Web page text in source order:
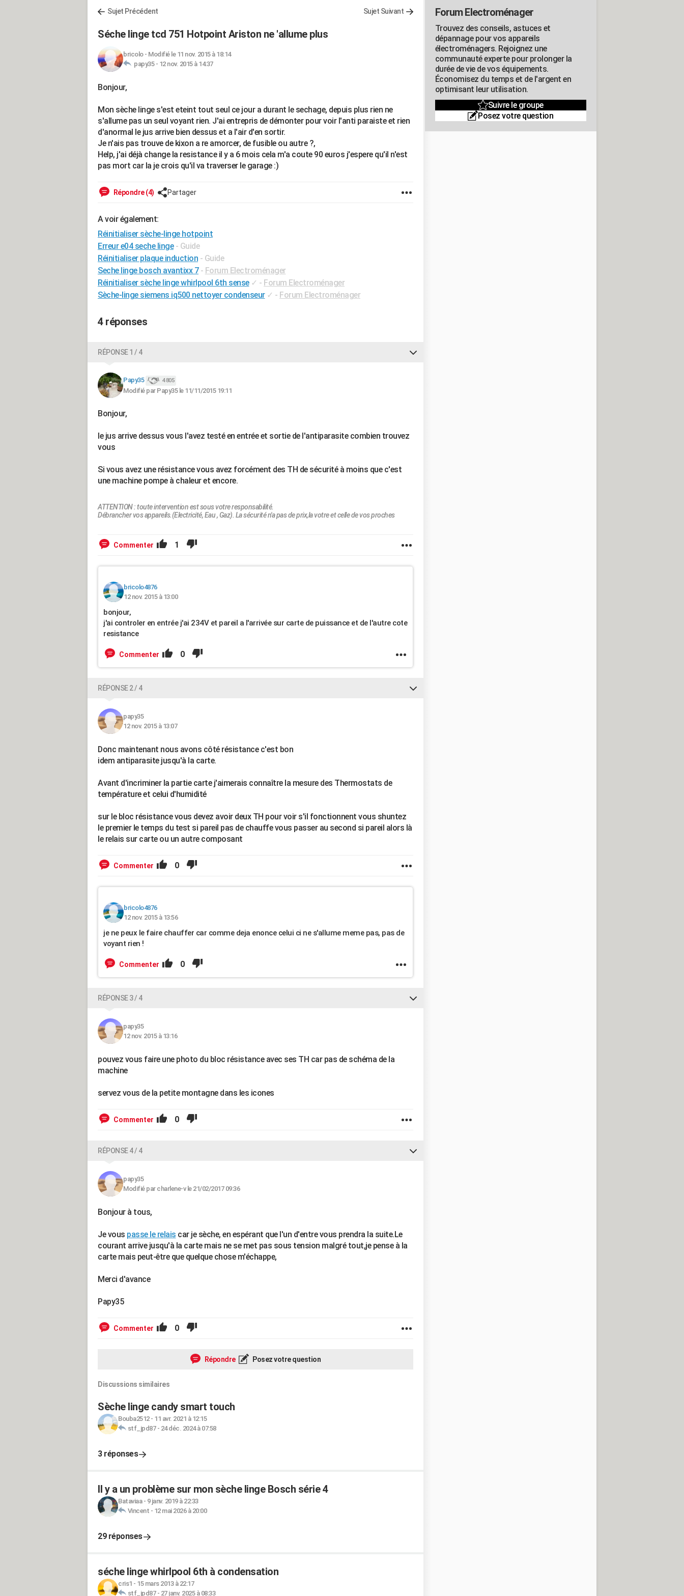
Sujet Précédent Sujet Suivant
Séche linge tcd 751 Hotpoint Ariston ne 'allume plus
bricolo- Modifié le 11 nov. 2015 à 18:14
papy35 - 12 nov. 2015 à 14:37
Bonjour,
Mon sèche linge s'est eteint tout seul ce jour a durant le sechage, depuis plus rien ne
s'allume pas un seul voyant rien. J'ai entrepris de démonter pour voir l'anti paraiste et rien
d'anormal le jus arrive bien dessus et a l'air d'en sortir.
Je n'ais pas trouve de kixon a re amorcer, de fusible ou autre ?,
Help, j'ai déjà change la resistance il y a 6 mois cela m'a coute 90 euros j'espere qu'il n'est
pas mort car la je crois qu'il va traverser le garage :)
Répondre (4) Partager
A voir également:
Réinitialiser sèche-linge hotpoint
Erreur e04 seche linge - Guide
Réinitialiser plaque induction - Guide
Seche linge bosch avantixx 7 - Forum Electroménager
Réinitialiser sèche linge whirlpool 6th sense ✓ - Forum Electroménager
Sèche-linge siemens iq500 nettoyer condenseur ✓ - Forum Electroménager
4 réponses
RÉPONSE 1 / 4
Papy35 4 805
Modifié par Papy35 le 11/11/2015 19:11
Bonjour,
le jus arrive dessus vous l'avez testé en entrée et sortie de l'antiparasite combien trouvez
vous
Si vous avez une résistance vous avez forcément des TH de sécurité à moins que c'est
une machine pompe à chaleur et encore.
ATTENTION : toute intervention est sous votre responsabilité.
Débrancher vos appareils.(Electricité, Eau , Gaz). La sécurité n'a pas de prix,la votre et celle de vos proches
Commenter 1
bricolo4876
12 nov. 2015 à 13:00
bonjour,
j'ai controler en entrée j'ai 234V et pareil a l'arrivée sur carte de puissance et de l'autre cote
resistance
Commenter 0
RÉPONSE 2 / 4
papy35
12 nov. 2015 à 13:07
Donc maintenant nous avons côté résistance c'est bon
idem antiparasite jusqu'à la carte.
Avant d'incriminer la partie carte j'aimerais connaître la mesure des Thermostats de
température et celui d'humidité
sur le bloc résistance vous devez avoir deux TH pour voir s'il fonctionnent vous shuntez
le premier le temps du test si pareil pas de chauffe vous passer au second si pareil alors là
le relais sur carte ou un autre composant
Commenter 0
bricolo4876
12 nov. 2015 à 13:56
je ne peux le faire chauffer car comme deja enonce celui ci ne s'allume meme pas, pas de
voyant rien !
Commenter 0
RÉPONSE 3 / 4
papy35
12 nov. 2015 à 13:16
pouvez vous faire une photo du bloc résistance avec ses TH car pas de schéma de la
machine
servez vous de la petite montagne dans les icones
Commenter 0
RÉPONSE 4 / 4
papy35
Modifié par charlene-v le 21/02/2017 09:36
Bonjour à tous,
Je vous passe le relais car je sèche, en espérant que l'un d'entre vous prendra la suite.Le
courant arrive jusqu'à la carte mais ne se met pas sous tension malgré tout,je pense à la
carte mais peut-être que quelque chose m'échappe,
Merci d'avance
Papy35
Commenter 0
Répondre Posez votre question
Discussions similaires
Sèche linge candy smart touch
Bouba2512- 11 avr. 2021 à 12:15
stf_jpd87- 24 déc. 2024 à 07:58
3 réponses
Il y a un problème sur mon sèche linge Bosch série 4
Bataviaa- 9 janv. 2019 à 22:33
Vincent - 12 mai 2026 à 20:00
29 réponses
séche linge whirlpool 6th à condensation
cris1 - 15 mars 2013 à 22:17
stf_jpd87- 27 janv. 2025 à 08:33
Forum Electroménager
Trouvez des conseils, astuces et
dépannage pour vos appareils
électroménagers. Rejoignez une
communauté experte pour prolonger la
durée de vie de vos équipements.
Économisez du temps et de l'argent en
optimisant leur utilisation.
Suivre le groupe
Posez votre question